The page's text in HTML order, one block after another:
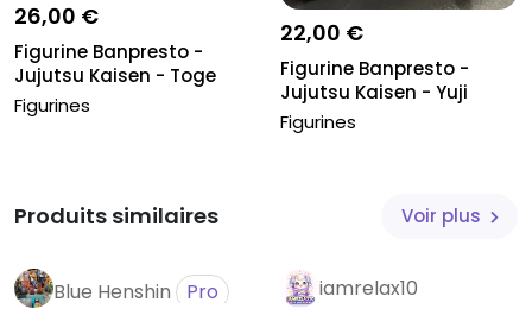
26,00 €
Figurine Banpresto -
Jujutsu Kaisen - Toge
Inumaki...
Figurines
22,00 €
Figurine Banpresto -
Jujutsu Kaisen - Yuji
Itadori...
Figurines
Produits similaires Voir plus
Blue Henshin Pro iamrelax10